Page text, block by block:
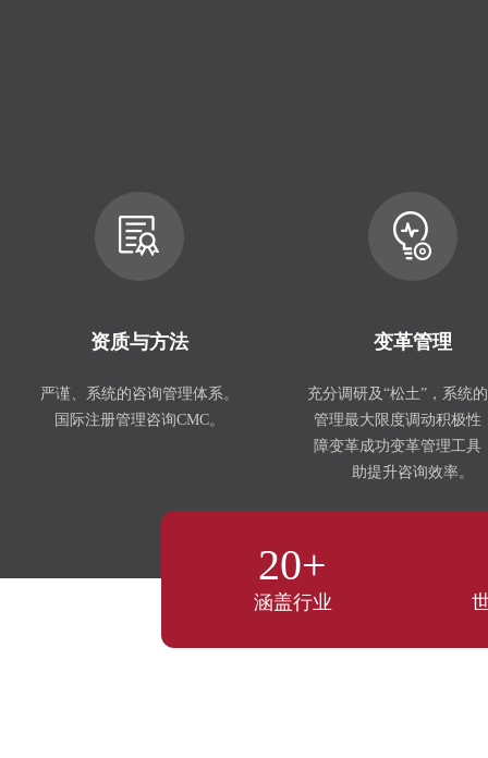
资质与方法
严谨、系统的咨询管理体系。
国际注册管理咨询CMC。
变革管理
充分调研及“松土”，系统
管理最大限度调动积极性
障变革成功变革管理工具
助提升咨询效率。
20+
涵盖行业